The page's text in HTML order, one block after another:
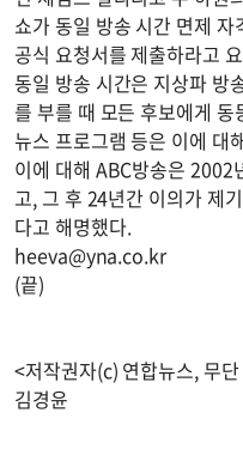
쇼가 동일 방송 시간 면제
공식 요청서를 제출하라고
동일 방송 시간은 지상파 방
를 부를 때 모든 후보에게
뉴스 프로그램 등은 이에 대
이에 대해 ABC방송은 2002
고, 그 후 24년간 이의가 제
다고 해명했다.
heeva@yna.co.kr
(끝)
<저작권자(c) 연합뉴스, 무
김경윤